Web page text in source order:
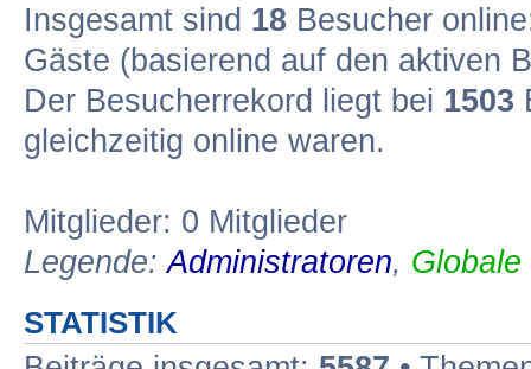
Insgesamt sind 18 Besucher
Gäste (basierend auf den aktiven
Der Besucherrekord liegt bei 1503
gleichzeitig online waren.
Mitglieder: 0 Mitglieder
Legende:Administratoren,
STATISTIK